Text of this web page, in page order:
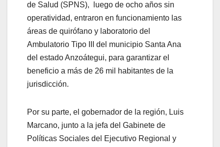
de Salud (SPNS), luego de ocho años sin
operatividad, entraron en funcionamiento las
áreas de quirófano y laboratorio del
Ambulatorio Tipo III del municipio Santa Ana
del estado Anzoátegui, para garantizar el
beneficio a más de 26 mil habitantes de la
jurisdicción.
Por su parte, el gobernador de la región, Luis
Marcano, junto a la jefa del Gabinete de
Políticas Sociales del Ejecutivo Regional y